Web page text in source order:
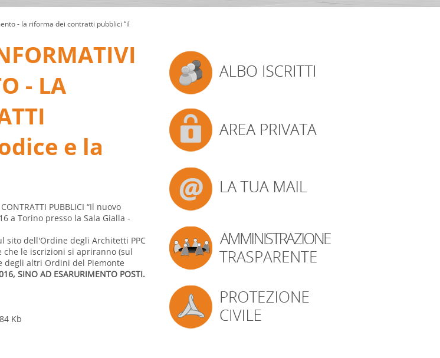
- la riforma dei contratti pubblici “il
- LA
e la
PUBBLICI “Il nuovo
a Torino presso la Sala Gialla -
sito dell'Ordine degli Architetti PPC
che le iscrizioni si apriranno (sul
degli altri Ordini del Piemonte
SINO AD ESARURIMENTO POSTI.
Kb